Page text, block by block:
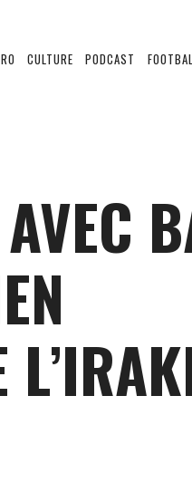
CULTURE PODCAST